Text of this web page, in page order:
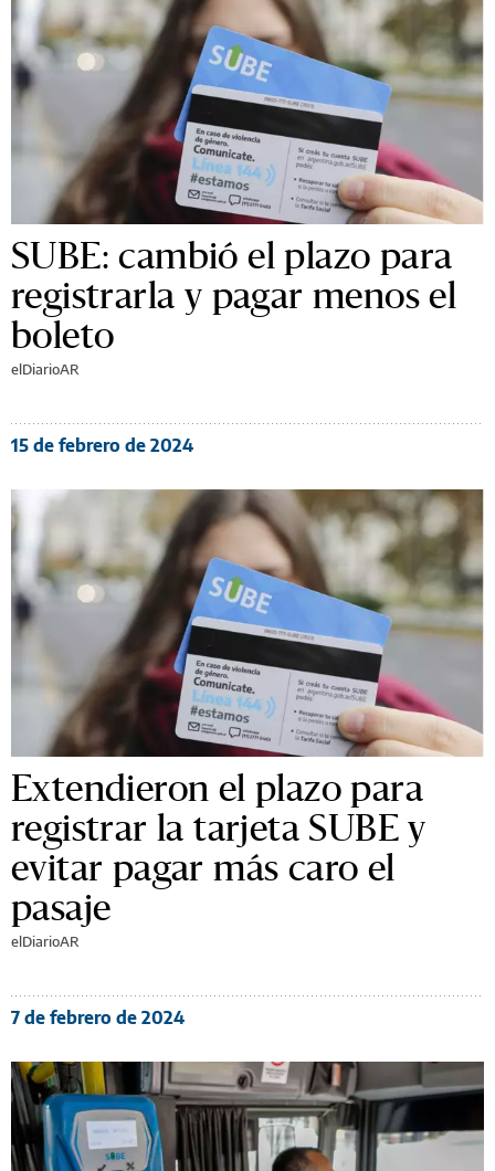
SUBE: cambió el plazo para
registrarla y pagar menos el
boleto
elDiarioAR
15 de febrero de 2024
Extendieron el plazo para
registrar la tarjeta SUBE y
evitar pagar más caro el
pasaje
elDiarioAR
7 de febrero de 2024